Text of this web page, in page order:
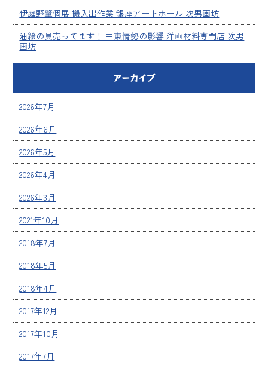
伊庭野肇個展 搬入出作業 銀座アートホール 次男画坊
油絵の具売ってます！ 中東情勢の影響 洋画材料専門店 次男
画坊
アーカイブ
2026年7月
2026年6月
2026年5月
2026年4月
2026年3月
2021年10月
2018年7月
2018年5月
2018年4月
2017年12月
2017年10月
2017年7月